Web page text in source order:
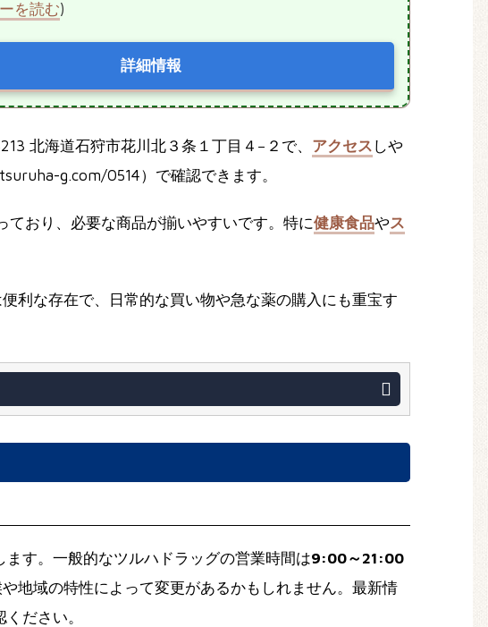
を読む)
詳細情報
北海道石狩市花川北３条１丁目４−２で、 アクセス しや
g.com/0514）で確認できます。
ており、必要な商品が揃いやすいです。特に健康食品やス
便利な存在で、日常的な買い物や急な薬の購入にも重宝す
す。一般的なツルハドラッグの営業時間は9:00～21:00
地域の特性によって変更があるかもしれません。最新情
ださい。